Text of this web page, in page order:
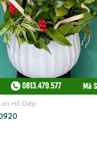
Hồ Điệp